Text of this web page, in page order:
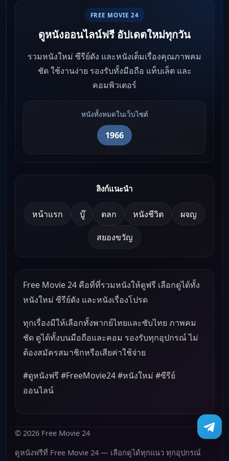
FREE MOVIE 24
ดูหนังออนไลน์ฟรี อัปเดตใหม่ทุกวัน
รวมหนังใหม่ ซีรีย์ดัง และหนังเต็มเรื่องคุณภาพคม
ชัด ใช้งานง่าย รองรับทั้งมือถือ แท็บเล็ต และ
คอมพิวเตอร์
หนังทั้งหมดในเว็บไซต์
1966
ลิงก์แนะนำ
หน้าแรก บู๊ ตลก หนังชีวิต ผจญ
สยองขวัญ
Free Movie 24 คือที่ที่รวมหนังให้ดูฟรี เลือกดูได้ทั้ง
หนังใหม่ ซีรีย์ดัง และหนังเรื่องโปรด
ทุกเรื่องมีให้เลือกทั้งพากย์ไทยและซับไทย ภาพคม
ชัด ดูได้ทั้งบนมือถือและคอม รองรับทุกอุปกรณ์ ไม่
ต้องสมัครสมาชิกหรือเสียค่าใช้จ่าย
#ดูหนังฟรี #FreeMovie24 #หนังใหม่ #ซีรีย์
ออนไลน์
© 2026 Free Movie 24
ดูหนังฟรีที่ Free Movie 24 — เลือกดูได้ทุกแนว ทุกอุปกรณ์